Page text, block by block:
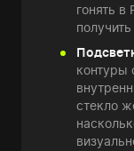
гонять в
контуры
стекло